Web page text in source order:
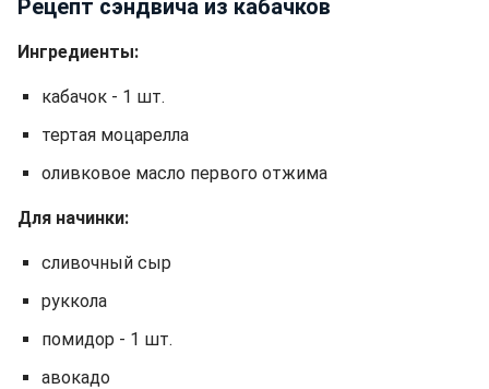
Рецепт сэндвича из кабачков
Ингредиенты:
кабачок - 1 шт.
тертая моцарелла
оливковое масло первого отжима
Для начинки:
сливочный сыр
руккола
помидор - 1 шт.
авокадо